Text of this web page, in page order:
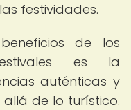
festividades.
de los
es la
auténticas y
de lo turístico.